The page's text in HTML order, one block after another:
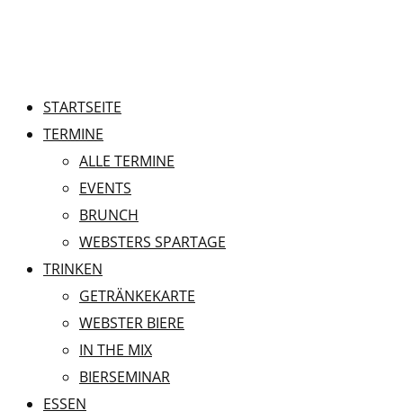
STARTSEITE
TERMINE
ALLE TERMINE
EVENTS
BRUNCH
WEBSTERS SPARTAGE
TRINKEN
GETRÄNKEKARTE
WEBSTER BIERE
IN THE MIX
BIERSEMINAR
ESSEN